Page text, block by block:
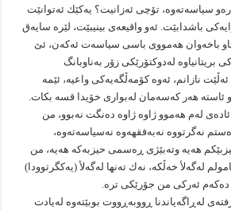
سیاسه‌ته‌وه‌، تۆچى ئه‌زانیت؟ یه‌كێك ئه‌توانێت
باشدابێت. ئه‌و واقیعه‌ى بینیبێت، لێره‌ سایه‌ق
باخه‌وان هه‌مووى باسى سیاسه‌ت ئه‌كه‌ن، ئێ
بریتانیاوه‌ له‌دوكتۆرێكى زۆر به‌ناوبانگ
نازانم، ئه‌وه‌ كۆمه‌ڵگه‌یه‌كى واعیه‌، ئێمه‌
ئاسته‌ هه‌ر كه‌سه‌مان له‌بوارى خۆیدا قسه‌ بكات.
له‌م هه‌موو ژاوه‌ ژاوه‌ ده‌نگت نه‌بوو، من
نه‌گرتووه‌ نه‌به‌فقهه‌وه‌ نه‌سیاسه‌ته‌وه‌،
هه‌یه‌ وته‌بێژى ڕه‌سمى حیزبه‌كه‌ هه‌یه‌، من
له‌گه‌لأ خه‌ڵكه‌، نه‌ك ته‌نها له‌گه‌لأ (یه‌كگرتوودا)
ده‌كه‌م ئه‌ركى من جۆرێكى تره‌.
له‌ڕاگه‌یاندنا ڕووبه‌ڕووت بوبێته‌وه‌ له‌یادت